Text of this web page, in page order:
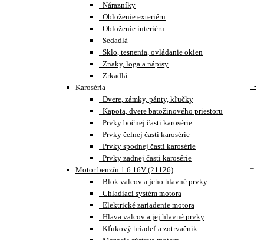
Nárazníky
Obloženie exteriéru
Obloženie interiéru
Sedadlá
Sklo, tesnenia, ovládanie okien
Znaky, loga a nápisy
Zrkadlá
Karoséria
+-
Dvere, zámky, pánty, kľučky
Kapota, dvere batožinového priestoru
Prvky bočnej časti karosérie
Prvky čelnej časti karosérie
Prvky spodnej časti karosérie
Prvky zadnej časti karosérie
Motor benzín 1.6 16V (21126)
+-
Blok valcov a jeho hlavné prvky
Chladiaci systém motora
Elektrické zariadenie motora
Hlava valcov a jej hlavné prvky
Kľukový hriadeľ a zotrvačník